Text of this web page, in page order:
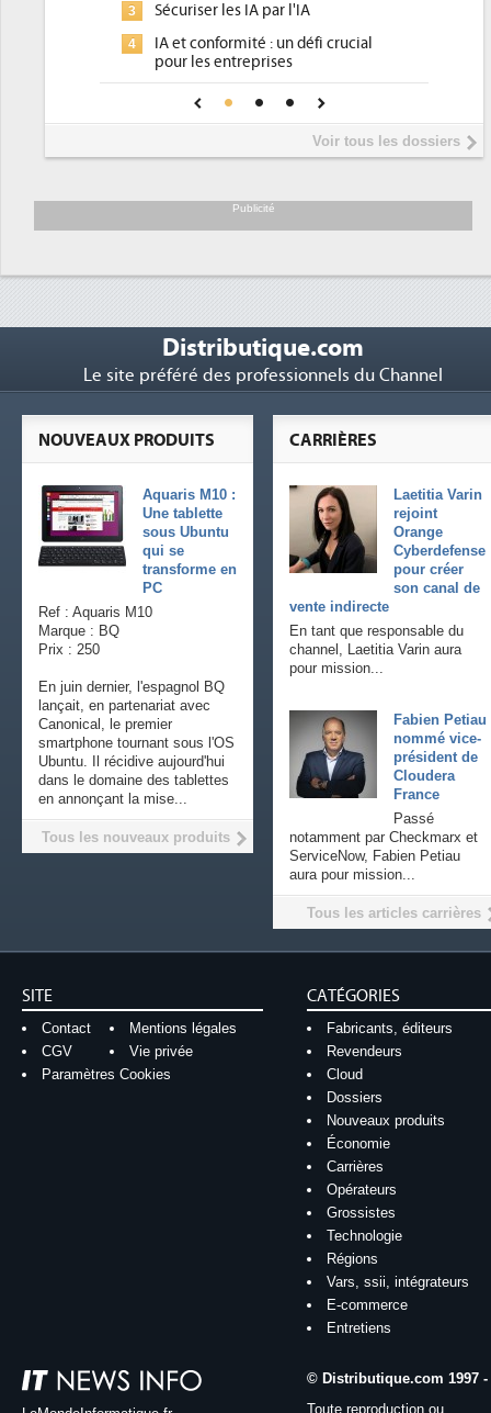
Sécuriser les IA par l'IA
IA et conformité : un défi crucial
pour les entreprises
Une IA de confiance pour une IA
Phocea DC
Interview de
président de
soutient les...
Voir tous les dossiers
Publicité
Distributique.com
Le site préféré des professionnels du Channel
CARRIÈRES
Laetitia Varin
rejoint
Orange
Cyberdefense
pour créer
son canal de
vente indirecte
En tant que responsable du
channel, Laetitia Varin aura
pour mission...
Fabien Petiau
nommé vice-
président de
Cloudera
France
Passé
notamment par Checkmarx et
ServiceNow, Fabien Petiau
aura pour mission...
Tous les articles carrières
NOUVEAUX PRODUITS
Aquaris M10 :
Une tablette
sous Ubuntu
qui se
transforme en
PC
Ref : Aquaris M10
Marque : BQ
Prix : 250
En juin dernier, l'espagnol BQ
lançait, en partenariat avec
Canonical, le premier
smartphone tournant sous l'OS
Ubuntu. Il récidive aujourd'hui
dans le domaine des tablettes
en annonçant la mise...
Tous les nouveaux produits
SITE
Contact
Mentions légales
CGV
Vie privée
Paramètres Cookies
CATÉGORIES
Fabricants, éditeurs
Revendeurs
Cloud
Dossiers
Nouveaux produits
Économie
Carrières
Opérateurs
Grossistes
Technologie
Régions
Vars, ssii, intégrateurs
E-commerce
Entretiens
© Distributique.com 1997 -
Toute reproduction ou